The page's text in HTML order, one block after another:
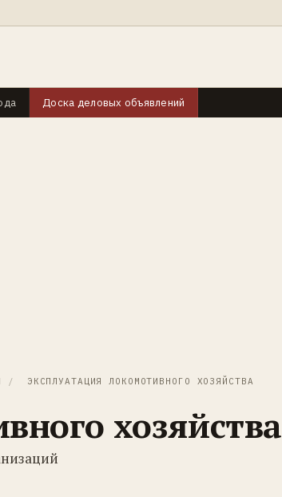
Доска деловых объявлений
/ ЭКСПЛУАТАЦИЯ ЛОКОМОТИВНОГО ХОЗЯЙСТВА
хозяйства